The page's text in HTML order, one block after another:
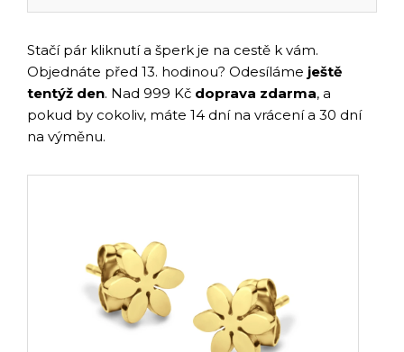
Stačí pár kliknutí a šperk je na cestě k vám.
Objednáte před 13. hodinou? Odesíláme ještě
tentýž den. Nad 999 Kč doprava zdarma, a
pokud by cokoliv, máte 14 dní na vrácení a 30 dní
na výměnu.